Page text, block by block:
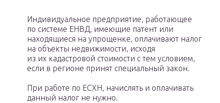
Индивидуальное предприятие, работающее
по системе ЕНВД, имеющие патент или
находящиеся на упрощенке, оплачивают налог
на объекты недвижимости, исходя
из их кадастровой стоимости с тем условием,
если в регионе принят специальный закон.
При работе по ЕСХН, начислять и оплачивать
данный налог не нужно.